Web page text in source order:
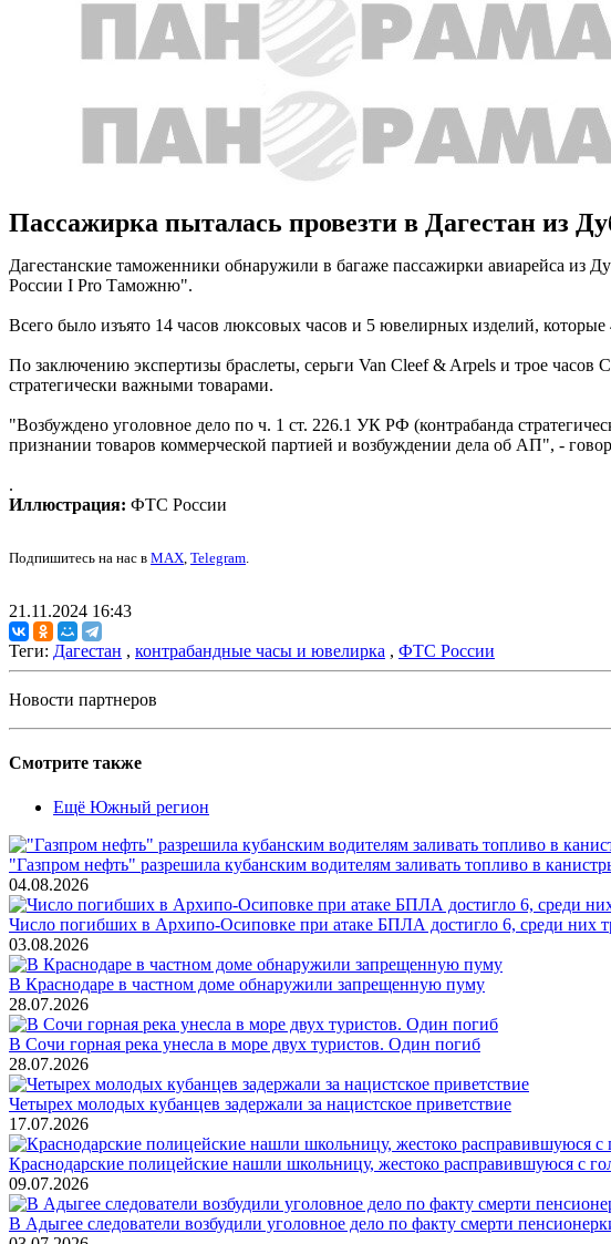
Пассажирка пыталась провезти в Дагестан из
Дагестанские таможенники обнаружили в багаже пассажирки авиарейса
России I Pro Таможню".
Всего было изъято 14 часов люксовых часов и 5 ювелирных изделий, которые
По заключению экспертизы браслеты, серьги Van Cleef & Arpels и трое часов
стратегически важными товарами.
"Возбуждено уголовное дело по ч. 1 ст. 226.1 УК РФ (контрабанда
признании товаров коммерческой партией и возбуждении дела об АП", -
.
Иллюстрация: ФТС России
Подпишитесь на нас в MAX, Telegram.
21.11.2024 16:43
Теги: Дагестан , контрабандные часы и ювелирка , ФТС России
Новости партнеров
Смотрите также
Ещё Южный регион
"Газпром нефть" разрешила кубанским водителям заливать топливо в
04.08.2026
Число погибших в Архипо-Осиповке при атаке БПЛА достигло 6, среди них
03.08.2026
В Краснодаре в частном доме обнаружили запрещенную пуму
28.07.2026
В Сочи горная река унесла в море двух туристов. Один погиб
28.07.2026
Четырех молодых кубанцев задержали за нацистское приветствие
17.07.2026
Краснодарские полицейские нашли школьницу, жестоко расправившуюся с
09.07.2026
В Адыгее следователи возбудили уголовное дело по факту смерти